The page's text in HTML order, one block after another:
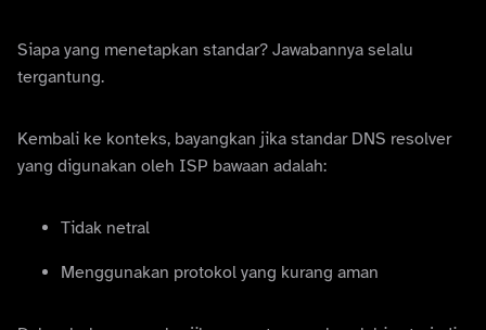
Siapa yang menetapkan standar? Jawabannya selalu
tergantung.
Kembali ke konteks, bayangkan jika standar DNS resolver
yang digunakan oleh ISP bawaan adalah:
Tidak netral
Menggunakan protokol yang kurang aman